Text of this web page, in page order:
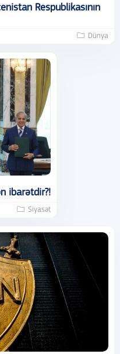
Respublikasının
Dünya
ibarətdir?!
Siyasət